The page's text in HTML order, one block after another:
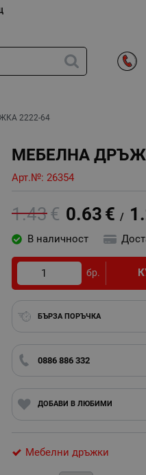
2222-64
МЕБЕЛНА
Арт.№: 26354
1.43€ 0.63 € /
В наличност
бр.
БЪРЗА ПОРЪЧКА
0886 886 332
ДОБАВИ В ЛЮБИМИ
Мебелни дръжки